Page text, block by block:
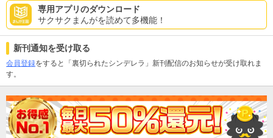
専用アプリのダウンロード
サクサクまんがを読めて多機能！
新刊通知を受け取る
会員登録をすると「裏切られたシンデレラ」新刊配信のお知らせが受け取れま
す。